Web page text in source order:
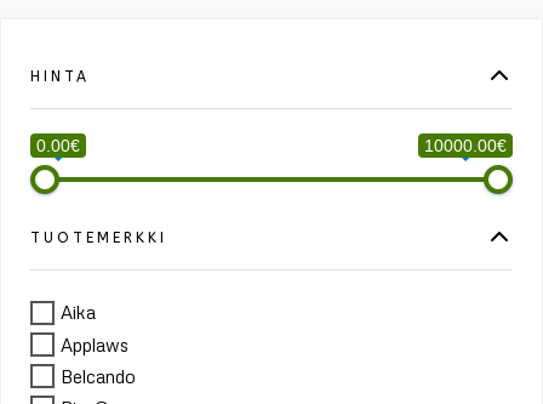
HINTA
0.00€ 10000.00€
TUOTEMERKKI
Aika
Applaws
Belcando